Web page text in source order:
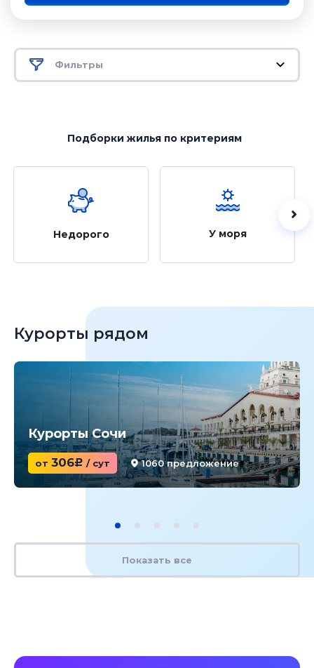
Фильтры
Подборки жильяпо критериям
Недорого У моря
Курорты рядом
Курорты Сочи
от 306c / сут 1060 предложение
Показать все